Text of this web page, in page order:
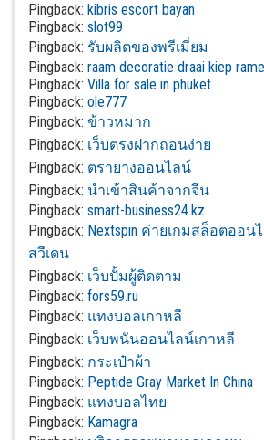
Pingback: kibris escort bayan
Pingback: slot99
Pingback: รับผลิตของพรีเมี่ยม
Pingback: raam decoratie draai kiep
Pingback: Villa for sale in phuket
Pingback: ole777
Pingback: ข้าวหมาก
Pingback: เว็บตรงฝากถอนง่าย
Pingback: ตรายางออนไลน์
Pingback: นำเข้าสินค้าจากจีน
Pingback: smart-business24.kz
Pingback: Nextspin ค่ายเกมสล็อตออ
สวีเดน
Pingback: เว็บปั้มผู้ติดตาม
Pingback: fors59.ru
Pingback: แทงบอลเกาหลี
Pingback: เว็บพนันออนไลน์เกาหลี
Pingback: กระเป๋าผ้า
Pingback: Peptide Gray Market In China
Pingback: แทงบอลไทย
Pingback: Kamagra